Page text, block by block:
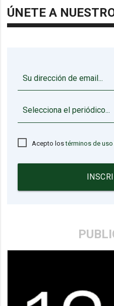
ÚNETE A
Acepto lostérminos de uso